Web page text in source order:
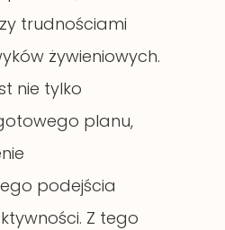
trudnościami
żywieniowych.
nie tylko
planu,
podejścia
Z tego